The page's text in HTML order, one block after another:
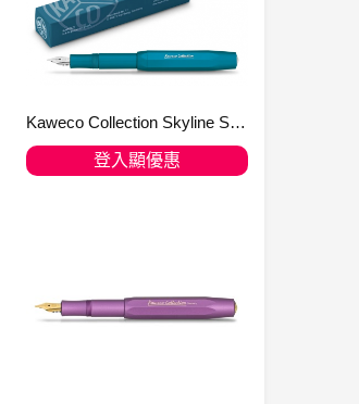
Kaweco Collection Skyline Sport Cyan 青藍 2021年度限量鋼筆
登入顯優惠